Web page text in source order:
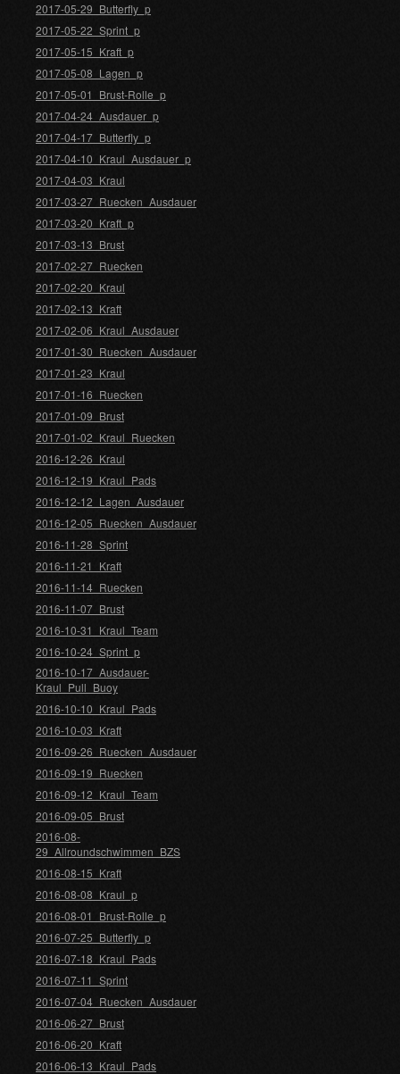
2017-05-29_Butterfly_p
2017-05-22_Sprint_p
2017-05-15_Kraft_p
2017-05-08_Lagen_p
2017-05-01_Brust-Rolle_p
2017-04-24_Ausdauer_p
2017-04-17_Butterfly_p
2017-04-10_Kraul_Ausdauer_p
2017-04-03_Kraul
2017-03-27_Ruecken_Ausdauer
2017-03-20_Kraft_p
2017-03-13_Brust
2017-02-27_Ruecken
2017-02-20_Kraul
2017-02-13_Kraft
2017-02-06_Kraul_Ausdauer
2017-01-30_Ruecken_Ausdauer
2017-01-23_Kraul
2017-01-16_Ruecken
2017-01-09_Brust
2017-01-02_Kraul_Ruecken
2016-12-26_Kraul
2016-12-19_Kraul_Pads
2016-12-12_Lagen_Ausdauer
2016-12-05_Ruecken_Ausdauer
2016-11-28_Sprint
2016-11-21_Kraft
2016-11-14_Ruecken
2016-11-07_Brust
2016-10-31_Kraul_Team
2016-10-24_Sprint_p
2016-10-17_Ausdauer-
Kraul_Pull_Buoy
2016-10-10_Kraul_Pads
2016-10-03_Kraft
2016-09-26_Ruecken_Ausdauer
2016-09-19_Ruecken
2016-09-12_Kraul_Team
2016-09-05_Brust
2016-08-
29_Allroundschwimmen_BZS
2016-08-15_Kraft
2016-08-08_Kraul_p
2016-08-01_Brust-Rolle_p
2016-07-25_Butterfly_p
2016-07-18_Kraul_Pads
2016-07-11_Sprint
2016-07-04_Ruecken_Ausdauer
2016-06-27_Brust
2016-06-20_Kraft
2016-06-13_Kraul_Pads